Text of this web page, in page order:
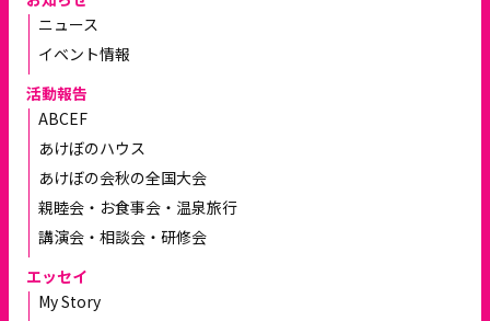
ニュース
イベント情報
活動報告
ABCEF
あけぼのハウス
あけぼの会秋の全国大会
親睦会・お食事会・温泉旅行
講演会・相談会・研修会
エッセイ
My Story